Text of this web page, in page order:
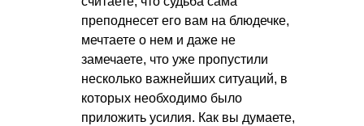
преподнесет его вам на блюдечке,
мечтаете о нем и даже не
замечаете, что уже пропустили
несколько важнейших ситуаций, в
которых необходимо было
приложить усилия. Как вы думаете,